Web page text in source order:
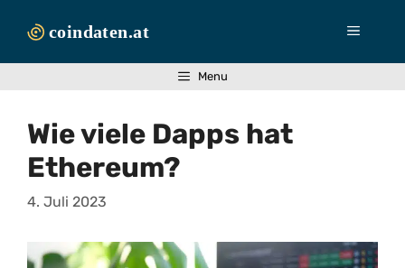
Inhalt
Menü
Menu
Wie viele Dapps hat
Ethereum?
4. Juli 2023